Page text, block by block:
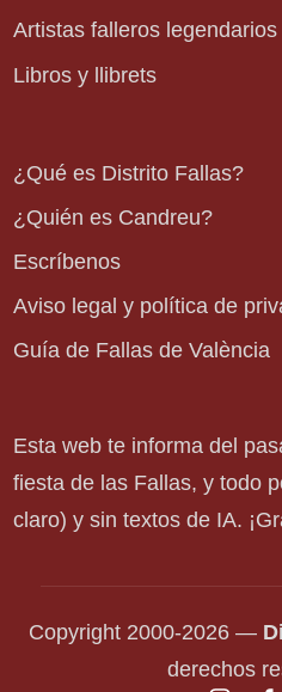
Artistas falleros legendarios
Libros y llibrets
¿Qué es Distrito Fallas?
¿Quién es Candreu?
Escríbenos
Aviso legal y política de
Guía de Fallas de València
Esta web te informa del
fiesta de las Fallas, y todo
claro) y sin textos de IA.
Copyright 2000-2026 —
derechos